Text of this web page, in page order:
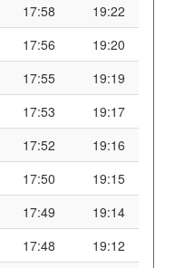
17:58
19:22
17:56
19:20
17:55
19:19
17:53
19:17
17:52
19:16
17:50
19:15
17:49
19:14
17:48
19:12